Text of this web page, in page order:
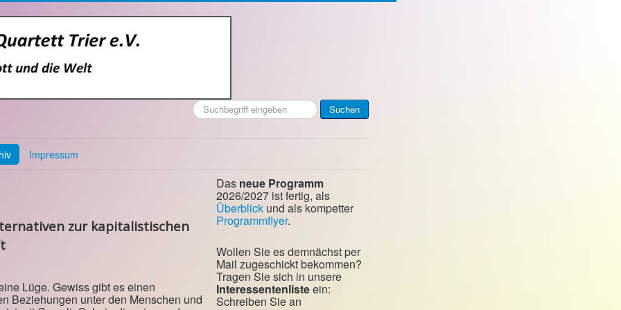
Suchen
...
Suchen
Impressum
zur kapitalistischen
Lüge. Gewiss gibt es einen
Beziehungen unter den Menschen und
Das neue Programm
2026/2027 ist fertig, als
Überblick und als kompetter
Programmflyer.
Wollen Sie es demnächst per
Mail zugeschickt bekommen?
Tragen Sie sich in unsere
Interessentenlisteein:
Schreiben Sie an